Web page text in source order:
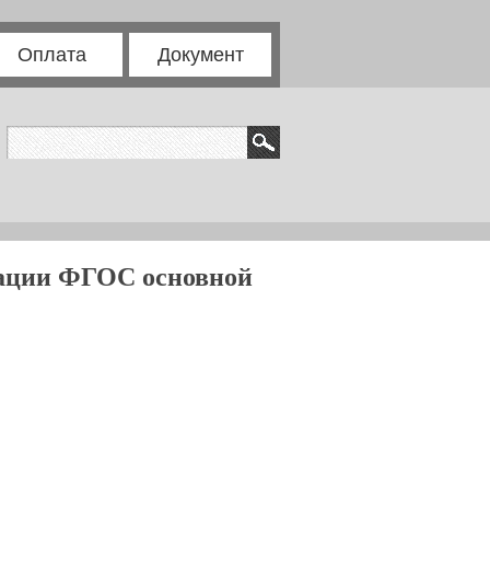
Оплата Документ
ФГОС основной